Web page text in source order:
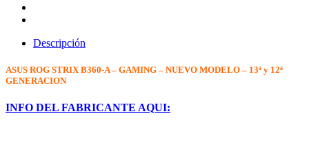
Descripción
ASUS ROG STRIX B360-A – GAMING – NUEVO MODELO – 13ª y 12ª
GENERACION
INFO DEL FABRICANTE AQUI: